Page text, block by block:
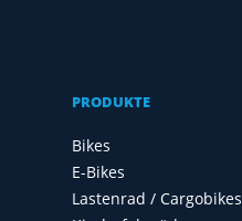
PRODUKTE
Bikes
E-Bikes
Lastenrad / Cargobikes